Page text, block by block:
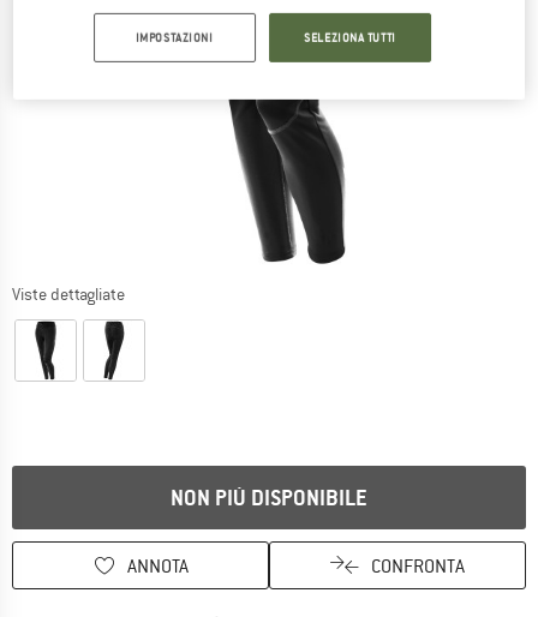
Viste dettagliate
NON PIÙ DISPONIBILE
ANNOTA CONFRONTA
IMPOSTAZIONI SELEZIONA TUTTI